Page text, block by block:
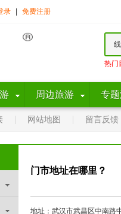
录 免费注册
热门
周边旅游 专
网站地图 留言反馈
门市地址在哪里？
地址：武汉市武昌区中南路